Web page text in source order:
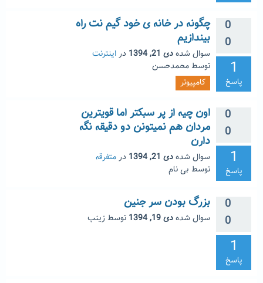
0
0
1
پاسخ
چگونه در خانه ی خود گیم نت راه
بیندازیم
سوال شدهدی 21, 1394 دراینترنت
توسط محمدحسن
کامپیوتر
0
0
1
پاسخ
اون چیه از پر سبکتر اما قویترین
مردان هم نمیتونن دو دقیقه نگه
دارن
سوال شدهدی 21, 1394 درمتفرقه
توسط بی نام
0
0
1
پاسخ
بزرگ بودن سر جنین
سوال شدهدی 19, 1394 توسط زینب